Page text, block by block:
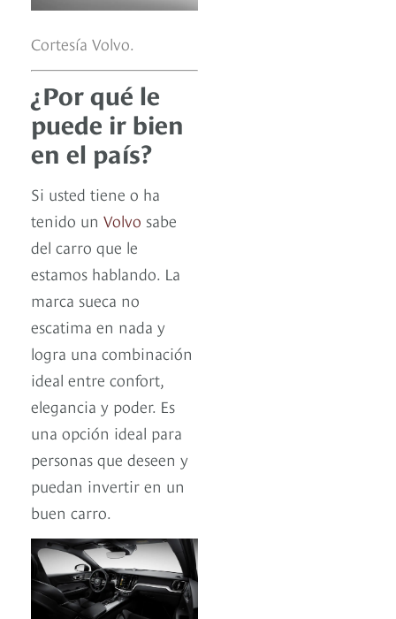
Cortesía Volvo.
¿Por qué le
puede ir bien
en el país?
Si usted tiene o ha
tenido un Volvo sabe
del carro que le
estamos hablando. La
marca sueca no
escatima en nada y
logra una combinación
ideal entre confort,
elegancia y poder. Es
una opción ideal para
personas que deseen y
puedan invertir en un
buen carro.